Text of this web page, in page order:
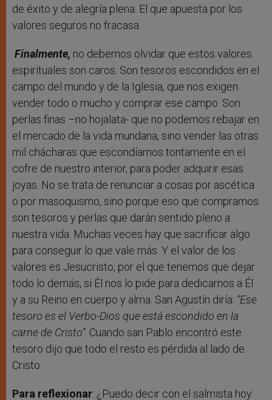
de éxito y de alegría plena. El que apuesta por los
valores seguros no fracasa.
Finalmente, no debemos olvidar que estos valores
espirituales son caros. Son tesoros escondidos en el
campo del mundo y de la Iglesia, que nos exigen
vender todo o mucho y comprar ese campo. Son
perlas finas –no hojalata- que no podemos rebajar en
el mercado de la vida mundana, sino vender las otras
mil chácharas que escondíamos tontamente en el
cofre de nuestro interior, para poder adquirir esas
joyas. No se trata de renunciar a cosas por ascética
o por masoquismo, sino porque eso que compramos
son tesoros y perlas que darán sentido pleno a
nuestra vida. Muchas veces hay que sacrificar algo
para conseguir lo que vale más. Y el valor de los
valores es Jesucristo, por el que tenemos que dejar
todo lo demás, si Él nos lo pide para dedicarnos a Él
y a su Reino en cuerpo y alma. San Agustín diría: “Ese
tesoro es el Verbo-Dios que está escondido en la
carne de Cristo”. Cuando san Pablo encontró este
tesoro dijo que todo el resto es pérdida al lado de
Cristo.
Para reflexionar: ¿Puedo decir con el salmista hoy: